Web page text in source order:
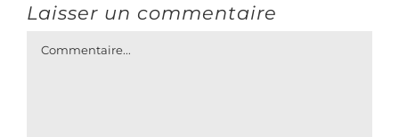
Laisser un commentaire